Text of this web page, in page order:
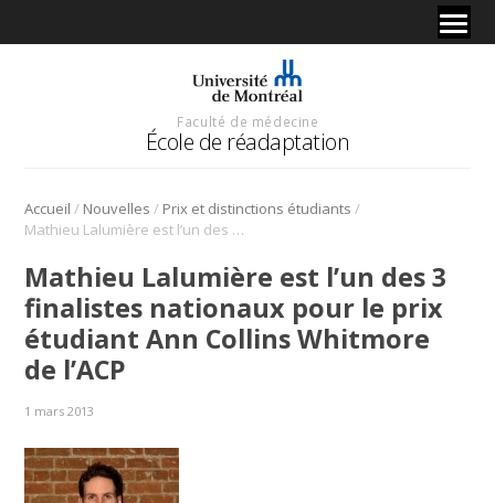
Faculté de médecine
École de réadaptation
Accueil / Nouvelles / Prix et distinctions étudiants /
Mathieu Lalumière est l’un des 3 finalistes nationaux pour le prix étudiant Ann Collins Whitmore de l’ACP
Mathieu Lalumière est l’un des 3
finalistes nationaux pour le prix
étudiant Ann Collins Whitmore
de l’ACP
1 mars 2013